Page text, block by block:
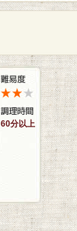
60分以上